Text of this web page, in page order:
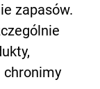
zapasów.
chronimy